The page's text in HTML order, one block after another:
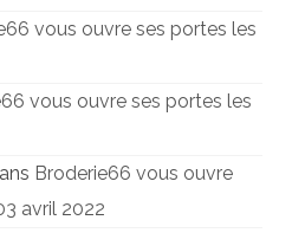
vous ouvre ses portes les
vous ouvre ses portes les
Broderie66 vous ouvre
avril 2022